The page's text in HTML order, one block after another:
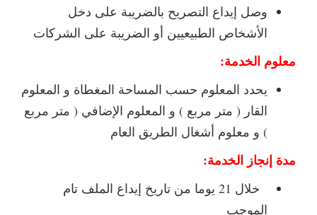
وصل إيداع التصريح بالضريبة على دخل
الأشخاص الطبيعيين أو الضريبة على الشركات
معلوم الخدمة:
يحدد المعلوم حسب المساحة المغطاة و المعلوم
القار ( متر مربع ) و المعلوم الإضافي ( متر مربع
) و معلوم أشغال الطريق العام
مدة إنجاز الخدمة:
خلال 21 يوما من تاريخ إيداع الملف تام
الموجب